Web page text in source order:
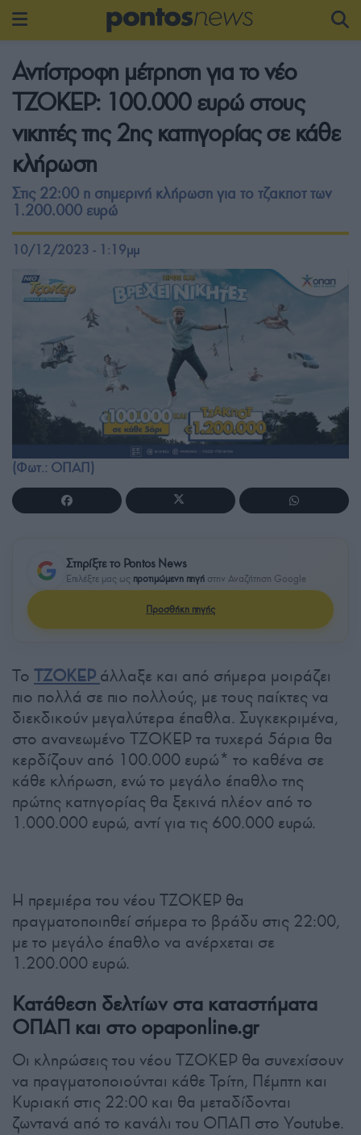
Αντίστροφη μέτρηση για το νέο
ΤΖΟΚΕΡ: 100.000 ευρώ στους
νικητές της 2ης κατηγορίας σε κάθε
κλήρωση
Στις 22:00 η σημερινή κλήρωση για το τζακποτ των
1.200.000 ευρώ
10/12/2023 - 1:19μμ
(Φωτ.: ΟΠΑΠ)
Στηρίξτε το Pontos News
Επιλέξτε μας ως προτιμώμενη πηγή στην Αναζήτηση Google
Προσθήκη πηγής
Το ΤΖΟΚΕΡ άλλαξε και από σήμερα μοιράζει
πιο πολλά σε πιο πολλούς, με τους παίκτες να
διεκδικούν μεγαλύτερα έπαθλα. Συγκεκριμένα,
στο ανανεωμένο ΤΖΟΚΕΡ τα τυχερά 5άρια θα
κερδίζουν από 100.000 ευρώ* το καθένα σε
κάθε κλήρωση, ενώ το μεγάλο έπαθλο της
πρώτης κατηγορίας θα ξεκινά πλέον από το
1.000.000 ευρώ, αντί για τις 600.000 ευρώ.
Η πρεμιέρα του νέου ΤΖΟΚΕΡ θα
πραγματοποιηθεί σήμερα το βράδυ στις 22:00,
με το μεγάλο έπαθλο να ανέρχεται σε
1.200.000 ευρώ.
Κατάθεση δελτίων στα καταστήματα
ΟΠΑΠ και στο opaponline.gr
Οι κληρώσεις του νέου ΤΖΟΚΕΡ θα συνεχίσουν
να πραγματοποιούνται κάθε Τρίτη, Πέμπτη και
Κυριακή στις 22:00 και θα μεταδίδονται
ζωντανά από το κανάλι του ΟΠΑΠ στο Youtube.